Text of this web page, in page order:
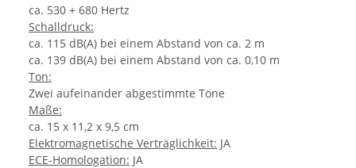
ca. 530 + 680 Hertz
Schalldruck:
ca. 115 dB(A) bei einem Abstand von ca. 2 m
ca. 139 dB(A) bei einem Abstand von ca. 0,10 m
Ton:
Zwei aufeinander abgestimmte Töne
Maße:
ca. 15 x 11,2 x 9,5 cm
Elektromagnetische Verträglichkeit: JA
ECE-Homologation: JA